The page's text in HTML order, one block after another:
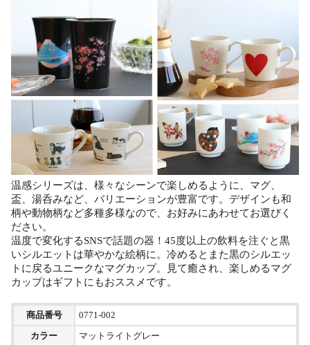
温感シリーズは、様々なシーンで楽しめるように、マグ、
盃、湯呑みなど、バリエーションが豊富です。デザインも和
柄や動物柄など多種多様なので、お好みにあわせてお選びく
ださい。
温度で変化するSNSで話題の器！45度以上の飲料を注ぐと黒
いシルエットは華やかな絵柄に。冷めるとまた黒のシルエッ
トに戻るユニークなマグカップ。見て癒され、楽しめるマグ
カップはギフトにもおススメです。
商品番号
0771-002
カラー
マットライトグレー